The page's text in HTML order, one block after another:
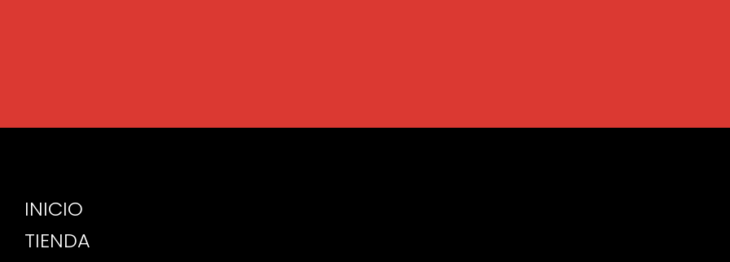
INICIO
TIENDA